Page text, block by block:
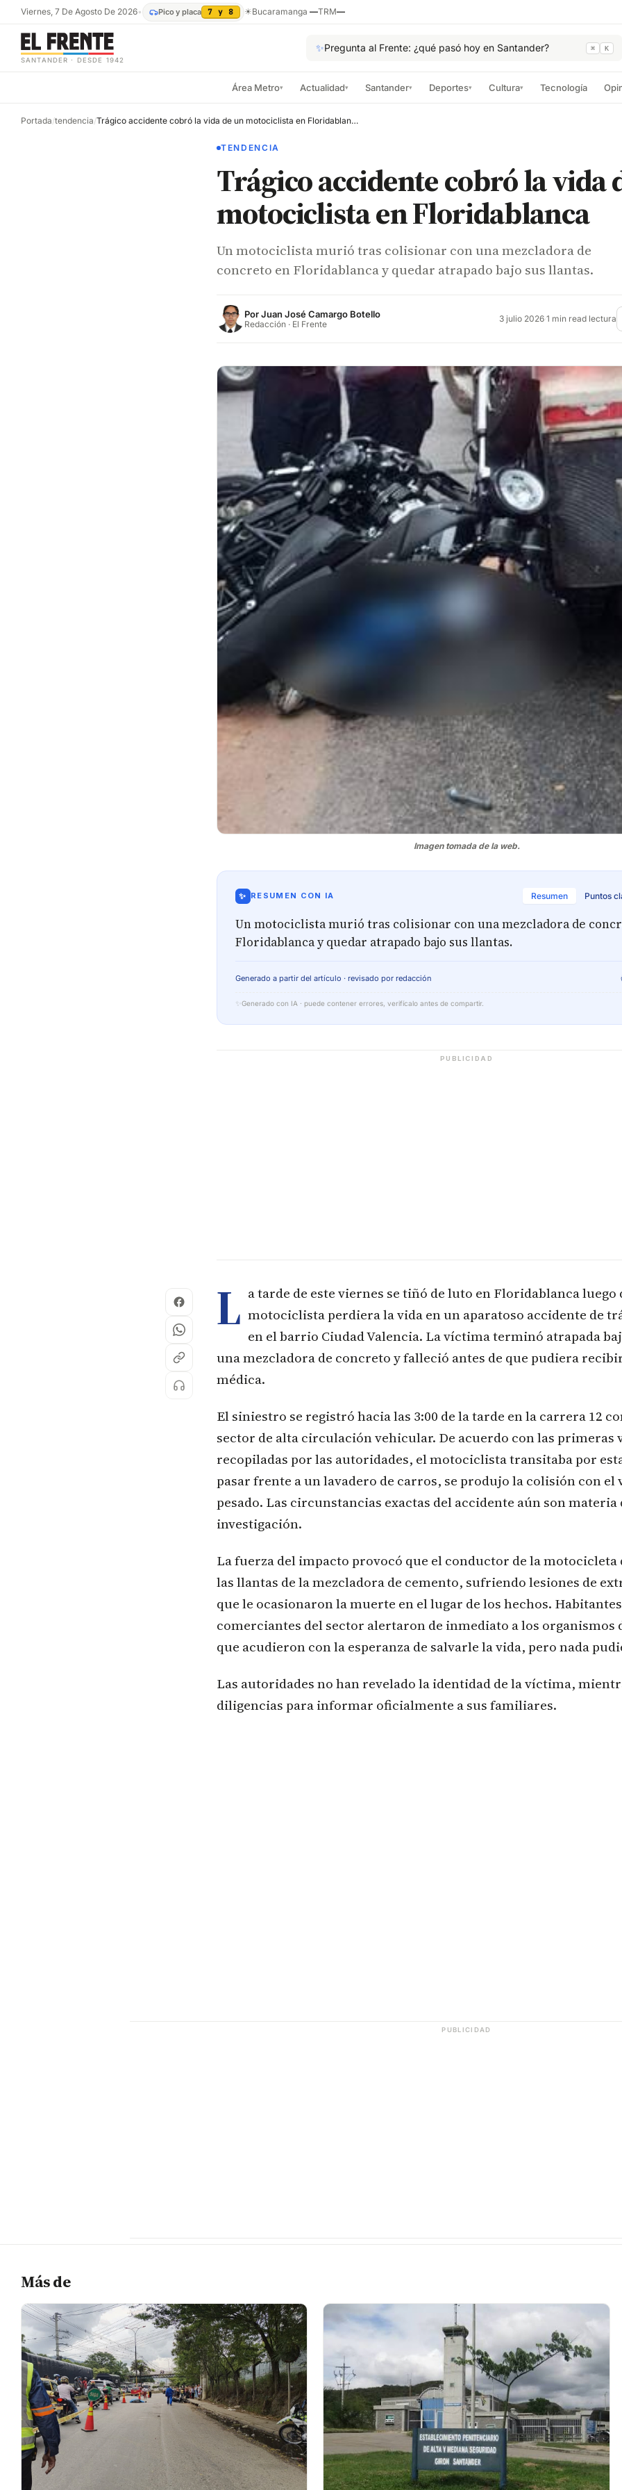
Viernes, 7 De Agosto De 2026• Pico y placa 7 y 8 ☀Bucaramanga —TRM—
SANTANDER · DESDE 1942
✨Pregunta al Frente: ¿qué pasó hoy en Santander? ⌘ K
Área Metro▾ Actualidad▾ Santander▾ Deportes▾ Cultura▾ Tecnología
Portada/tendencia/ Trágico accidente cobró la vida de un motociclista en Floridablanca
TENDENCIA
Trágico accidente cobró la vida
motociclista en Floridablanca
Un motociclista murió tras colisionar con una mezcladora de
concreto en Floridablanca y quedar atrapado bajo sus llantas.
PorJuan José Camargo Botello
Redacción · El Frente 3 julio 2026·1 min read lectura
Imagen tomada de la web.
✨ RESUMEN CON IA Resumen Puntos
Un motociclista murió tras colisionar con una mezcladora de
Floridablanca y quedar atrapado bajo sus llantas.
Generado a partir del artículo · revisado por redacción
✨ Generado con IA · puede contener errores, verifícalo antes de compartir.
PUBLICIDAD
L a tarde de este viernes se tiñó de luto en Floridablanca luego
motociclista perdiera la vida en un aparatoso accidente de
en el barrio Ciudad Valencia. La víctima terminó atrapada
una mezcladora de concreto y falleció antes de que pudiera
médica.
El siniestro se registró hacia las 3:00 de la tarde en la carrera 12
sector de alta circulación vehicular. De acuerdo con las primeras
recopiladas por las autoridades, el motociclista transitaba por
pasar frente a un lavadero de carros, se produjo la colisión con el
pesado. Las circunstancias exactas del accidente aún son materia
investigación.
La fuerza del impacto provocó que el conductor de la motocicleta
las llantas de la mezcladora de cemento, sufriendo lesiones de
que le ocasionaron la muerte en el lugar de los hechos.
comerciantes del sector alertaron de inmediato a los organismos
que acudieron con la esperanza de salvarle la vida, pero nada
Las autoridades no han revelado la identidad de la víctima,
diligencias para informar oficialmente a sus familiares.
PUBLICIDAD
Más de